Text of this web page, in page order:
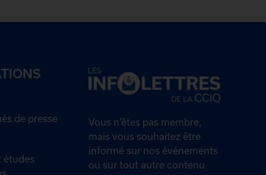
de presse
études
Vous n’êtes pas membre,
mais vous souhaitez être
informé sur nos événements
ou sur tout autre contenu